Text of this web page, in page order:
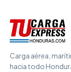
Carga aérea,
hacia todo